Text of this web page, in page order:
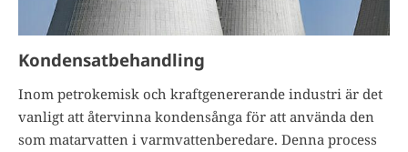
Kondensatbehandling
Inom petrokemisk och kraftgenererande industri är det
vanligt att återvinna kondensånga för att använda den
som matarvatten i varmvattenberedare. Denna process